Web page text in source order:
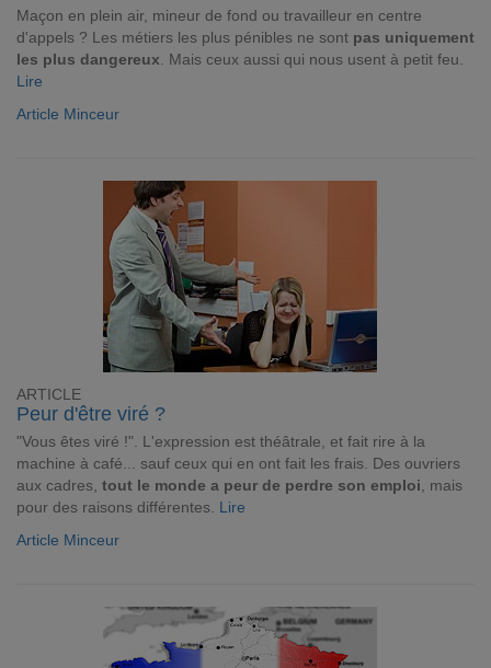
Maçon en plein air, mineur de fond ou travailleur en centre
d'appels ? Les métiers les plus pénibles ne sont pas uniquement
les plus dangereux . Mais ceux aussi qui nous usent à petit feu.
Lire
Article Minceur
ARTICLE
Peur d'être viré ?
"Vous êtes viré !". L'expression est théâtrale, et fait rire à la
machine à café... sauf ceux qui en ont fait les frais. Des ouvriers
aux cadres, tout le monde a peur de perdre son emploi , mais
pour des raisons différentes. Lire
Article Minceur